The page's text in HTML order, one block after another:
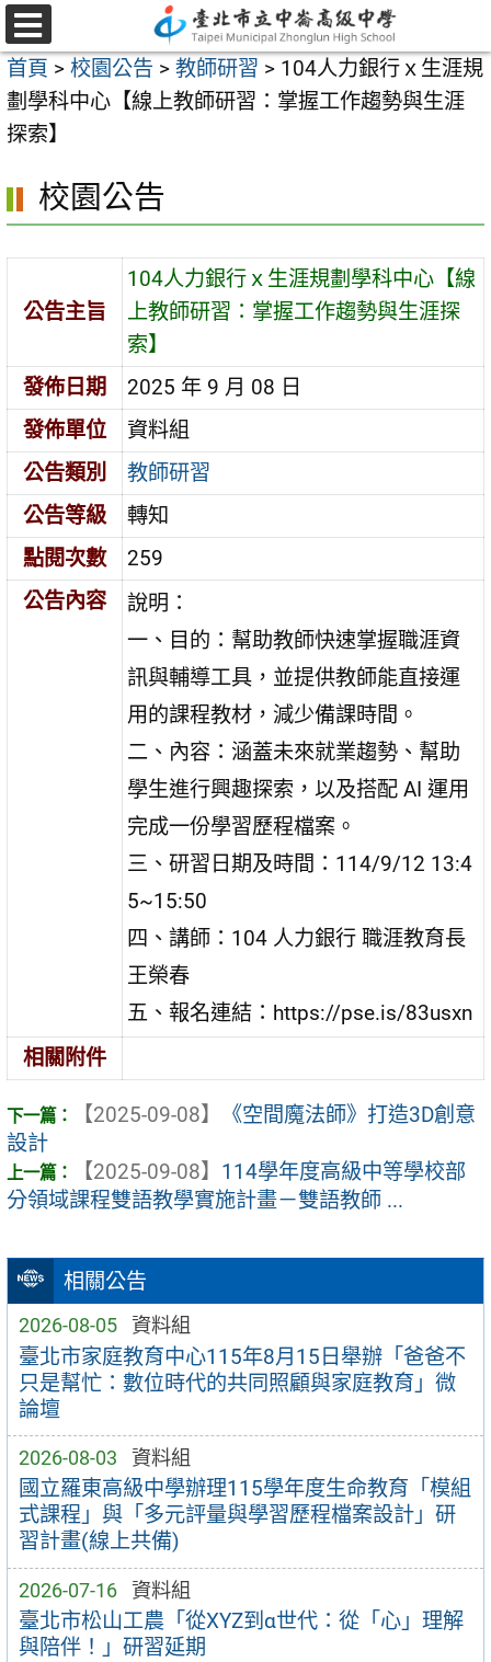
跳
至
主
要
內
區
選
單
首頁 > 校園公告 > 教師研習 > 104人力銀行ｘ生涯規
劃學科中心【線上教師研習：掌握工作趨勢與生涯
探索】
相關公告
2026-08-05 資料組
臺北市家庭教育中心115年8月15日舉辦「爸爸不
只是幫忙：數位時代的共同照顧與家庭教育」微
論壇
2026-08-03 資料組
國立羅東高級中學辦理115學年度生命教育「模組
式課程」與「多元評量與學習歷程檔案設計」研
習計畫(線上共備)
2026-07-16 資料組
臺北市松山工農「從XYZ到α世代：從「心」理解
與陪伴！」研習延期
校園公告
公告主旨
104人力銀行ｘ生涯規劃學科中心【線
上教師研習：掌握工作趨勢與生涯探
索】
發佈日期
2025 年 9 月 08 日
發佈單位
資料組
公告類別
教師研習
公告等級
轉知
點閱次數
259
公告內容
說明：
一、目的：幫助教師快速掌握職涯資
訊與輔導工具，並提供教師能直接運
用的課程教材，減少備課時間。
二、內容：涵蓋未來就業趨勢、幫助
學生進行興趣探索，以及搭配 AI 運用
完成一份學習歷程檔案。
三、研習日期及時間：114/9/12 13:4
5~15:50
四、講師：104 人力銀行 職涯教育長
王榮春
五、報名連結：https://pse.is/83usxn
相關附件
【2025-09-08】
《空間魔法師》打造3D創意
設計
【2025-09-08】 114學年度高級中等學校部
分領域課程雙語教學實施計畫－雙語教師 ...